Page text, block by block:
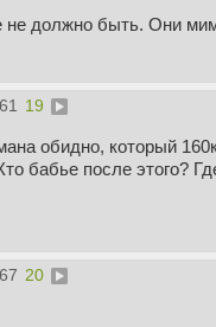
должно быть. Они
19
обидно, который
бабье после этого?
20